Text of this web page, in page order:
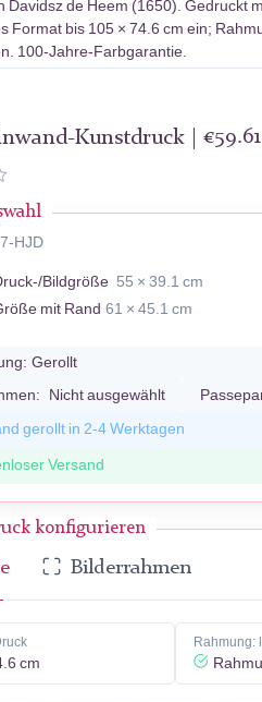
Davidsz de Heem (1650). Gedruckt
Format bis 105 × 74.6 cm ein;
100-Jahre-Farbgarantie.
Kunstdruck |€59.61
HJD
Bildgröße 55 × 39.1 cm
mit Rand 61 × 45.1 cm
Gerollt
Nicht ausgewählt
gerollt in 2-4 Werktagen
Versand
konfigurieren
Bilderrahmen
cm
Rahmung: